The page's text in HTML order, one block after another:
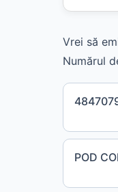
Vrei să
Numărul
POD